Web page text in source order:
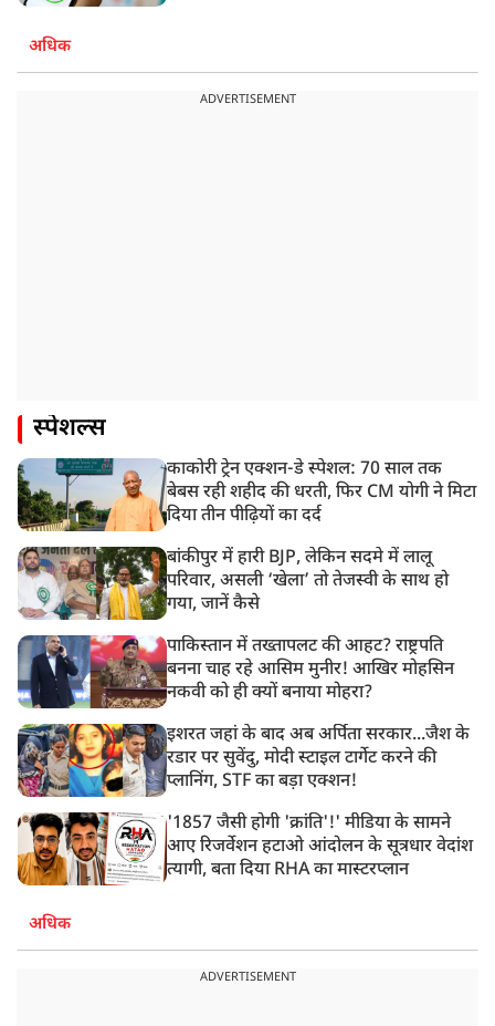
अधिक
ADVERTISEMENT
स्पेशल्स
काकोरी ट्रेन एक्शन-डे स्पेशल: 70 साल तक
बेबस रही शहीद की धरती, फिर CM योगी ने मिटा
दिया तीन पीढ़ियों का दर्द
बांकीपुर में हारी BJP, लेकिन सदमे में लालू
परिवार, असली ‘खेला’ तो तेजस्वी के साथ हो
गया, जानें कैसे
पाकिस्तान में तख्तापलट की आहट? राष्ट्रपति
बनना चाह रहे आसिम मुनीर! आखिर मोहसिन
नकवी को ही क्यों बनाया मोहरा?
इशरत जहां के बाद अब अर्पिता सरकार...जैश के
रडार पर सुवेंदु, मोदी स्टाइल टार्गेट करने की
प्लानिंग, STF का बड़ा एक्शन!
'1857 जैसी होगी 'क्रांति'!' मीडिया के सामने
आए रिजर्वेशन हटाओ आंदोलन के सूत्रधार वेदांश
त्यागी, बता दिया RHA का मास्टरप्लान
अधिक
ADVERTISEMENT